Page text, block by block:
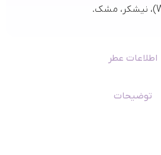
اطلاعات عطر
توضیحات